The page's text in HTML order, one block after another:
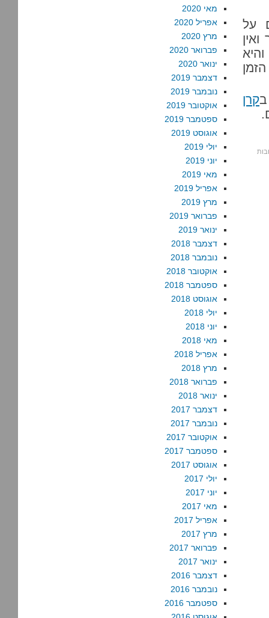
על
קרן
מאי 2020
אפריל 2020
מרץ 2020
פברואר 2020
ינואר 2020
דצמבר 2019
נובמבר 2019
אוקטובר 2019
ספטמבר 2019
אוגוסט 2019
יולי 2019
יוני 2019
מאי 2019
אפריל 2019
מרץ 2019
פברואר 2019
ינואר 2019
דצמבר 2018
נובמבר 2018
אוקטובר 2018
ספטמבר 2018
אוגוסט 2018
יולי 2018
יוני 2018
מאי 2018
אפריל 2018
מרץ 2018
פברואר 2018
ינואר 2018
דצמבר 2017
נובמבר 2017
אוקטובר 2017
ספטמבר 2017
אוגוסט 2017
יולי 2017
יוני 2017
מאי 2017
אפריל 2017
מרץ 2017
פברואר 2017
ינואר 2017
דצמבר 2016
נובמבר 2016
ספטמבר 2016